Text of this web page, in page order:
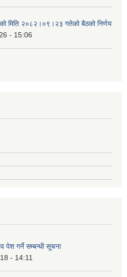
मिति २०८२।०९।२३ गतेको बैठको निर्णय
- 15:06
पेश गर्ने सम्बन्धी सूचना
- 14:11